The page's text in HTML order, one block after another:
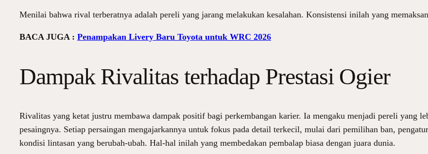
Menilai bahwa rival terberatnya adalah pereli yang jarang melakukan kesalahan. Konsistensi inilah yang
BACA JUGA : Penampakan Livery Baru Toyota untuk WRC 2026
Dampak Rivalitas terhadap Prestasi Ogier
Rivalitas yang ketat justru membawa dampak positif bagi perkembangan karier. Ia mengaku menjadi pereli yang
pesaingnya. Setiap persaingan mengajarkannya untuk fokus pada detail terkecil, mulai dari pemilihan ban,
kondisi lintasan yang berubah-ubah. Hal-hal inilah yang membedakan pembalap biasa dengan juara dunia.